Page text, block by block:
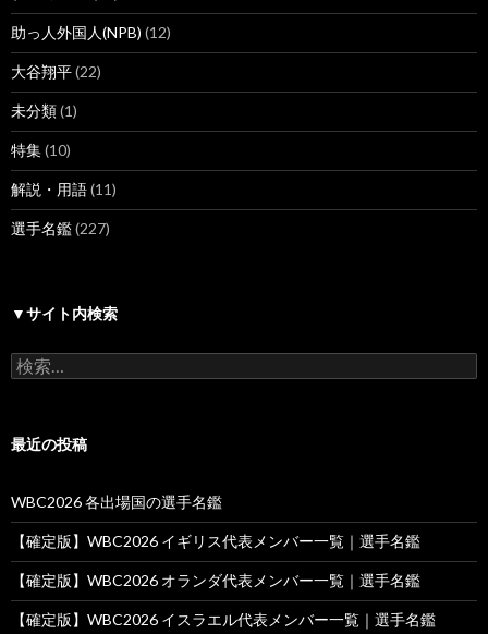
助っ人外国人(NPB) (12)
大谷翔平(22)
未分類(1)
特集(10)
解説・用語(11)
選手名鑑(227)
▼サイト内検索
検
索:
最近の投稿
WBC2026 各出場国の選手名鑑
【確定版】WBC2026 イギリス代表メンバー一覧｜選手名鑑
【確定版】WBC2026 オランダ代表メンバー一覧｜選手名鑑
【確定版】WBC2026 イスラエル代表メンバー一覧｜選手名鑑